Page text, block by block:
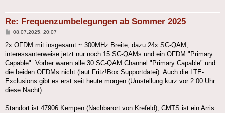
Re: Frequenzumbelegungen ab Sommer 2025
Beitrag
08.07.2025, 20:07
2x OFDM mit insgesamt ~ 300MHz Breite, dazu 24x SC-QAM,
interessanterweise jetzt nur noch 15 SC-QAMs und ein OFDM "Primary
Capable". Vorher waren alle 30 SC-QAM Channel "Primary Capable" und
die beiden OFDMs nicht (laut Fritz!Box Supportdatei). Auch die LTE-
Exclusions gibt es erst seit heute morgen (Umstellung kurz vor 2.00 Uhr
diese Nacht).
Standort ist 47906 Kempen (Nachbarort von Krefeld), CMTS ist ein Arris.